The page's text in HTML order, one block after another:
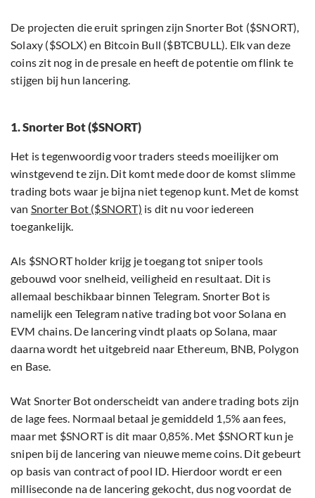
De projecten die eruit springen zijn Snorter Bot ($SNORT),
Solaxy ($SOLX) en Bitcoin Bull ($BTCBULL). Elk van deze
coins zit nog in de presale en heeft de potentie om flink te
stijgen bij hun lancering.
1. Snorter Bot ($SNORT)
Het is tegenwoordig voor traders steeds moeilijker om
winstgevend te zijn. Dit komt mede door de komst slimme
trading bots waar je bijna niet tegenop kunt. Met de komst
van Snorter Bot ($SNORT) is dit nu voor iedereen
toegankelijk.
Als $SNORT holder krijg je toegang tot sniper tools
gebouwd voor snelheid, veiligheid en resultaat. Dit is
allemaal beschikbaar binnen Telegram. Snorter Bot is
namelijk een Telegram native trading bot voor Solana en
EVM chains. De lancering vindt plaats op Solana, maar
daarna wordt het uitgebreid naar Ethereum, BNB, Polygon
en Base.
Wat Snorter Bot onderscheidt van andere trading bots zijn
de lage fees. Normaal betaal je gemiddeld 1,5% aan fees,
maar met $SNORT is dit maar 0,85%. Met $SNORT kun je
snipen bij de lancering van nieuwe meme coins. Dit gebeurt
op basis van contract of pool ID. Hierdoor wordt er een
milliseconde na de lancering gekocht, dus nog voordat de